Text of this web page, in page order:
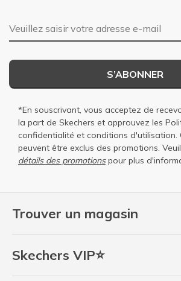
Trouver un magasin
Skechers VIP⭐
Adresse e-mail
S’ABONNER
*En souscrivant, vous acceptez de
la part de Skechers et approuvez les
confidentialité et conditions d'utilisation.
peuvent être exclus des promotions.
détails des promotionspour plus